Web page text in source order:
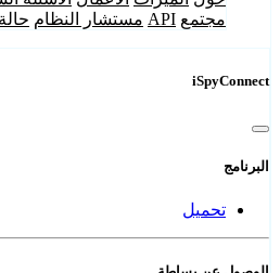
مجتمع API مستشار النظام
iSpyConnect
البرنامج
تحميل